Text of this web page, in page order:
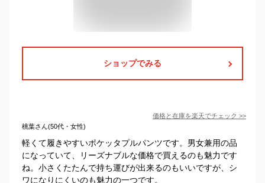
ショップでみる
価格と在庫を楽天でチェック >>
桃葉さん(50代・女性)
軽くて履きやすいポケッタプルパンツです。男女兼用の品
になっていて、リーズナブルな価格で買えるのも魅力です
ね。小さくたたんで持ち運びが出来るのもいいですが、シ
ワになりにくいのも魅力の一つです。